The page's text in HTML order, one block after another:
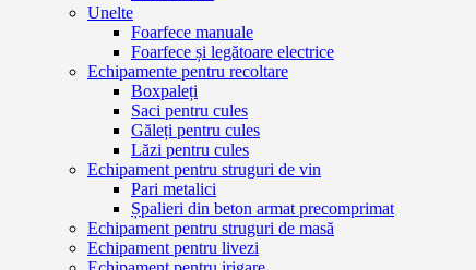
Unelte
Foarfece manuale
Foarfece și legătoare electrice
Echipamente pentru recoltare
Boxpaleți
Saci pentru cules
Găleți pentru cules
Lăzi pentru cules
Echipament pentru struguri de vin
Pari metalici
Șpalieri din beton armat precomprimat
Echipament pentru struguri de masă
Echipament pentru livezi